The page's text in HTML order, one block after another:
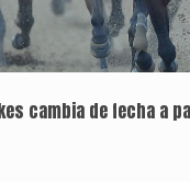
cambia de fecha a